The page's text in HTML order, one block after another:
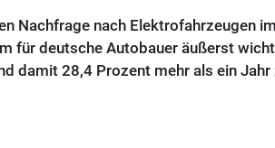
Nachfrage nach Elektrofahrzeugen
für deutsche Autobauer äußerst
damit 28,4 Prozent mehr als ein Jahr